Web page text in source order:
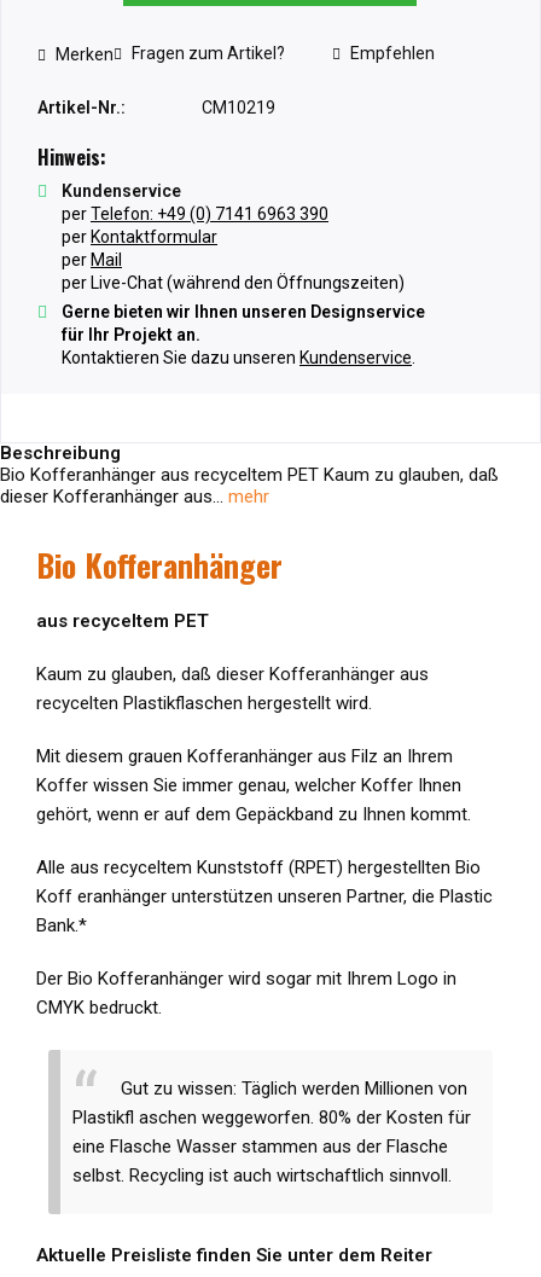
Merken Fragen zum Artikel? Empfehlen
Artikel-Nr.: CM10219
Hinweis:
Kundenservice
perTelefon: +49 (0) 7141 6963 390
per Kontaktformular
per Mail
per Live-Chat (während den Öffnungszeiten)
Gerne bieten wir Ihnen unseren Designservice
für Ihr Projekt an.
Kontaktieren Sie dazu unseren Kundenservice
Beschreibung
Bio Kofferanhänger aus recyceltem PET Kaum zu glauben, daß
dieser Kofferanhänger aus... mehr
Bio Kofferanhänger
aus recyceltem PET
Kaum zu glauben, daß dieser Kofferanhänger aus
recycelten Plastikflaschen hergestellt wird.
Mit diesem grauen Kofferanhänger aus Filz an Ihrem
Koffer wissen Sie immer genau, welcher Koffer Ihnen
gehört, wenn er auf dem Gepäckband zu Ihnen kommt.
Alle aus recyceltem Kunststoff (RPET) hergestellten Bio
Koff eranhänger unterstützen unseren Partner, die Plastic
Bank.*
Der Bio Kofferanhänger wird sogar mit Ihrem Logo in
CMYK bedruckt.
Gut zu wissen: Täglich werden Millionen von
Plastikfl aschen weggeworfen. 80% der Kosten für
eine Flasche Wasser stammen aus der Flasche
selbst. Recycling ist auch wirtschaftlich sinnvoll.
Aktuelle Preisliste finden Sie unter dem Reiter